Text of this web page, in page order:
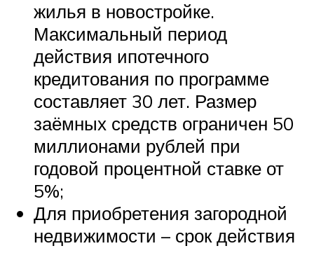
жилья в новостройке.
Максимальный период
действия ипотечного
кредитования по программе
составляет 30 лет. Размер
заёмных средств ограничен 50
миллионами рублей при
годовой процентной ставке от
5%;
Для приобретения загородной
недвижимости – срок действия